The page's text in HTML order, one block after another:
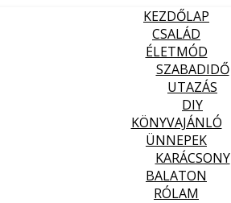
KEZDŐLAP
CSALÁD
ÉLETMÓD
SZABADIDŐ
UTAZÁS
DIY
KÖNYVAJÁNLÓ
ÜNNEPEK
KARÁCSONY
BALATON
RÓLAM